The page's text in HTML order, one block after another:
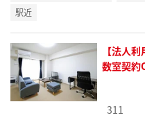
駅近
【法人
数室契約
311